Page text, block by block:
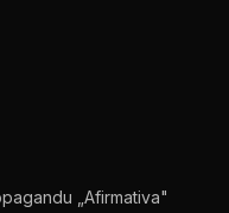
„Afirmativa"